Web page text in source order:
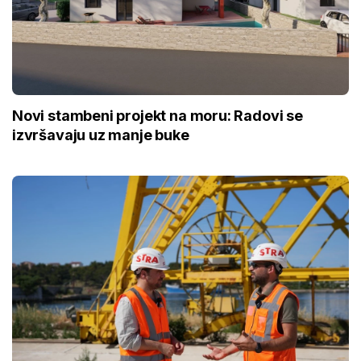
Novi stambeni projekt na moru: Radovi se
izvršavaju uz manje buke